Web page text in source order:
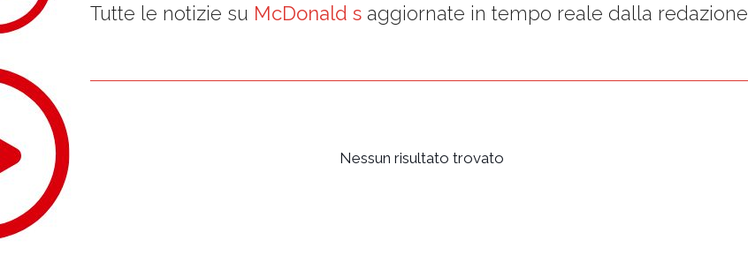
Tutte le notizie su McDonald s aggiornate in tempo reale dalla redazione
Nessun risultato trovato